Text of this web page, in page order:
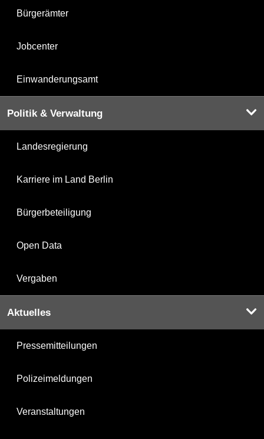
Bürgerämter
Jobcenter
Einwanderungsamt
Politik & Verwaltung
Landesregierung
Karriere im Land Berlin
Bürgerbeteiligung
Open Data
Vergaben
Aktuelles
Pressemitteilungen
Polizeimeldungen
Veranstaltungen